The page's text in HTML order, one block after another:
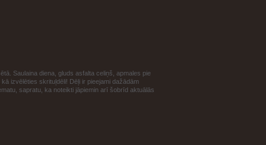
Saulaina diena, gluds asfalta celiņš, apmales pie
izvēlēties skrituļdēli! Dēļi ir pieejami dažādām
sapratu, ka noteikti jāpiemin arī šobrīd aktuālās